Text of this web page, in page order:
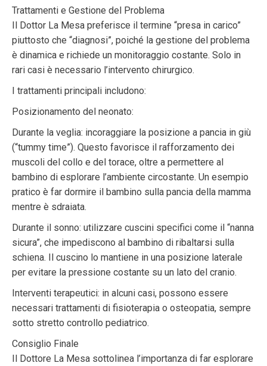
Trattamenti e Gestione del Problema
Il Dottor La Mesa preferisce il termine “presa in carico”
piuttosto che “diagnosi”, poiché la gestione del problema
è dinamica e richiede un monitoraggio costante. Solo in
rari casi è necessario l’intervento chirurgico.
I trattamenti principali includono:
Posizionamento del neonato:
Durante la veglia: incoraggiare la posizione a pancia in giù
(“tummy time”). Questo favorisce il rafforzamento dei
muscoli del collo e del torace, oltre a permettere al
bambino di esplorare l’ambiente circostante. Un esempio
pratico è far dormire il bambino sulla pancia della mamma
mentre è sdraiata.
Durante il sonno: utilizzare cuscini specifici come il “nanna
sicura”, che impediscono al bambino di ribaltarsi sulla
schiena. Il cuscino lo mantiene in una posizione laterale
per evitare la pressione costante su un lato del cranio.
Interventi terapeutici: in alcuni casi, possono essere
necessari trattamenti di fisioterapia o osteopatia, sempre
sotto stretto controllo pediatrico.
Consiglio Finale
Il Dottore La Mesa sottolinea l’importanza di far esplorare